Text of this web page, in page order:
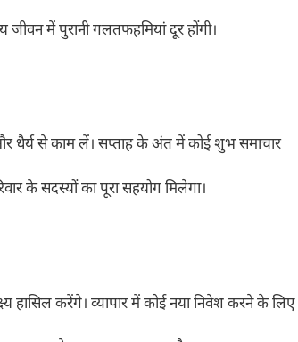
जीवन में पुरानी गलतफहमियां दूर होंगी।
धैर्य से काम लें। सप्ताह के अंत में कोई शुभ समाचार
के सदस्यों का पूरा सहयोग मिलेगा।
करेंगे। व्यापार में कोई नया निवेश करने के लिए